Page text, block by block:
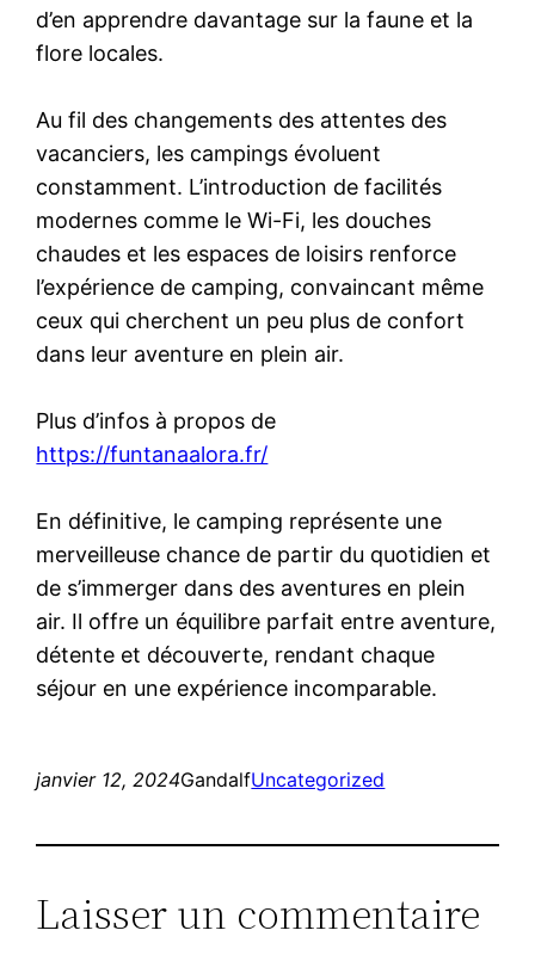
d’en apprendre davantage sur la faune et la
flore locales.
Au fil des changements des attentes des
vacanciers, les campings évoluent
constamment. L’introduction de facilités
modernes comme le Wi-Fi, les douches
chaudes et les espaces de loisirs renforce
l’expérience de camping, convaincant même
ceux qui cherchent un peu plus de confort
dans leur aventure en plein air.
Plus d’infos à propos de
https://funtanaalora.fr/
En définitive, le camping représente une
merveilleuse chance de partir du quotidien et
de s’immerger dans des aventures en plein
air. Il offre un équilibre parfait entre aventure,
détente et découverte, rendant chaque
séjour en une expérience incomparable.
janvier 12, 2024GandalfUncategorized
Laisser un commentaire